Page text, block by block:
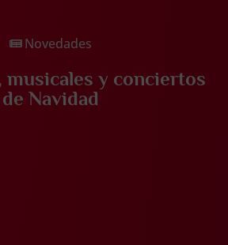
Novedades
musicales y conciertos
de Navidad